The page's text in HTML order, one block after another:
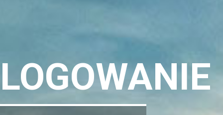
LOGOWANIE